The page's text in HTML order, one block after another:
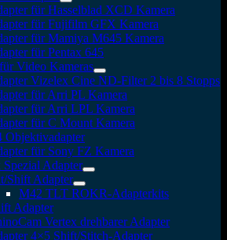
für Hasselblad XCD Kamera
für Fujifilm GFX Kamera
für Mamiya M645 Kamera
für Pentax 645
Video Kameras
Vizelex Cine ND-Filter 2 bis 8 Stopps
für Arri PL Kamera
für Arri LPL Kamera
für C Mount Kamera
Objektivadapter
für Sony FZ Kamera
Adapter
Shift Adapter
M42 TLT ROKR-Adapterkits
Adapter
Vertex drehbarer Adapter
4×5 Shift/Stitch-Adapter